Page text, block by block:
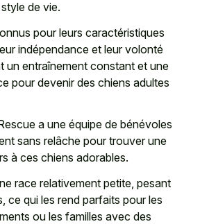
de vie.
pour leurs caractéristiques
indépendance et leur volonté
un entraînement constant et une
pour devenir des chiens adultes
a une équipe de bénévoles
sans relâche pour trouver une
à ces chiens adorables.
race relativement petite, pesant
ce qui les rend parfaits pour les
ou les familles avec des